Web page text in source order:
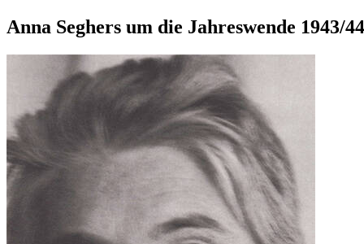
Anna Seghers um die Jahreswende 1943/44